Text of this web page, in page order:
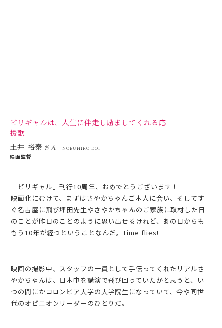
ビリギャルは、人生に伴走し励ましてくれる応
援歌
土井 裕泰 さん NOBUHIRO DOI
映画監督
「ビリギャル」刊行10周年、おめでとうございます！
映画化にむけて、まずはさやかちゃんご本人に会い、そしてす
ぐ名古屋に飛び坪田先生やさやかちゃんのご家族に取材した日
のことが昨日のことのように思い出せるけれど、あの日からも
もう10年が経つということなんだ。Time flies!
映画の撮影中、スタッフの一員として手伝ってくれたリアルさ
やかちゃんは、日本中を講演で飛び回っていたかと思うと、い
つの間にかコロンビア大学の大学院生になっていて、今や同世
代のオピニオンリーダーのひとりだ。